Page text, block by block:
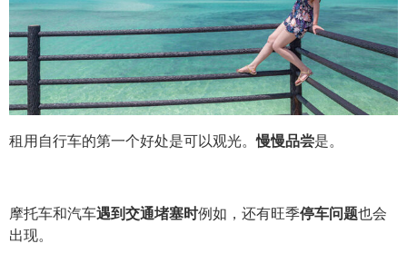
租用自行车的第一个好处是可以观光。慢慢品尝是。
摩托车和汽车遇到交通堵塞时例如，还有旺季停车问题也会
出现。